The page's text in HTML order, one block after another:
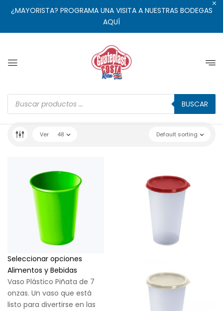
¿MAYORISTA? PROGRAMA UNA VISITA A NUESTRAS BODEGAS
AQUÍ
BUSCAR
Default sorting
Ver 48
Seleccionar opciones
Alimentos y Bebidas
Vaso Plástico Piñata de 7
onzas. Un vaso que está
listo para divertirse en las